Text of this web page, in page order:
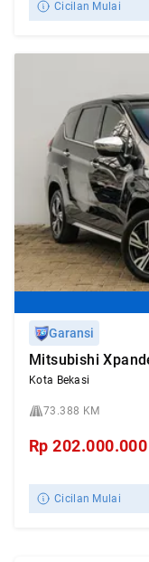
Cicilan Mulai
Garansi
Mitsubishi
Kota Bekasi
73.388 KM
Rp202.000.000
Cicilan Mulai